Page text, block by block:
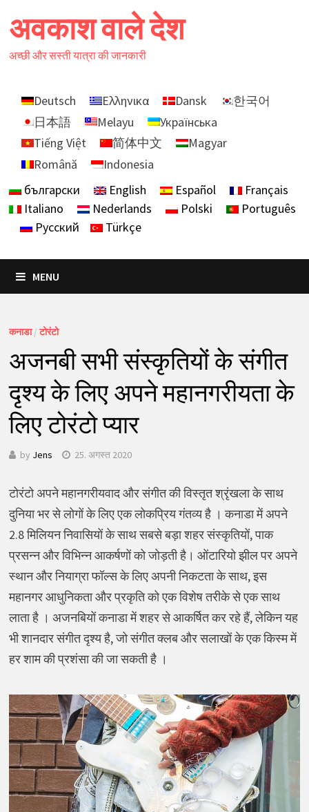
to
content
अवकाश वाले देश
अच्छी और सस्ती यात्रा की जानकारी
Deutsch Ελληνικα Dansk
한국어
日本語
Melayu
Українська
Tiếng Việt
简体中文
Magyar
Română
Indonesia
български
English Español
Français
Italiano
Nederlands Polski
Português
Русский
Türkçe
MENU
कनाडा/टोरंटो
अजनबी सभी संस्कृतियों के संगीत
दृश्य के लिए अपने महानगरीयता के
लिए टोरंटो प्यार
by Jens 25. अगस्त 2020
टोरंटो अपने महानगरीयवाद और संगीत की विस्तृत श्रृंखला के साथ
दुनिया भर से लोगों के लिए एक लोकप्रिय गंतव्य है । कनाडा में अपने
2.8 मिलियन निवासियों के साथ सबसे बड़ा शहर संस्कृतियों, पाक
प्रसन्न और विभिन्न आकर्षणों को जोड़ती है। ओंटारियो झील पर अपने
स्थान और नियाग्रा फॉल्स के लिए अपनी निकटता के साथ, इस
महानगर आधुनिकता और प्रकृति को एक विशेष तरीके से एक साथ
लाता है । अजनबियों कनाडा में शहर से आकर्षित कर रहे हैं, लेकिन यह
भी शानदार संगीत दृश्य है, जो संगीत क्लब और सलाखों के एक किस्म में
हर शाम की प्रशंसा की जा सकती है ।